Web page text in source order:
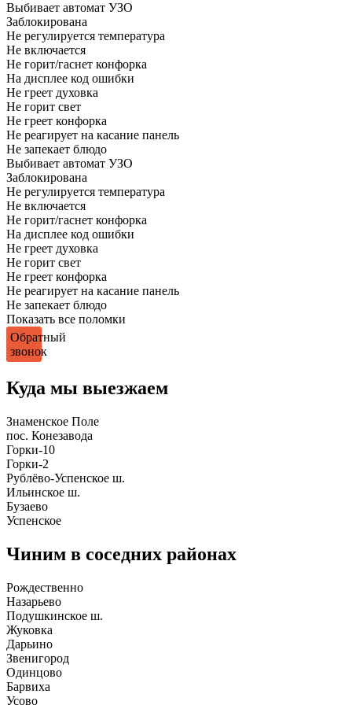
Выбивает автомат УЗО
Заблокирована
Не регулируется температура
Не включается
Не горит/гаснет конфорка
На дисплее код ошибки
Не греет духовка
Не горит свет
Не греет конфорка
Не реагирует на касание панель
Не запекает блюдо
Выбивает автомат УЗО
Заблокирована
Не регулируется температура
Не включается
Не горит/гаснет конфорка
На дисплее код ошибки
Не греет духовка
Не горит свет
Не греет конфорка
Не реагирует на касание панель
Не запекает блюдо
Показать все поломки
Обратный
звонок
Куда мы выезжаем
Знаменское Поле
пос. Конезавода
Горки-10
Горки-2
Рублёво-Успенское ш.
Ильинское ш.
Бузаево
Успенское
Чиним в соседних районах
Рождественно
Назарьево
Подушкинское ш.
Жуковка
Дарьино
Звенигород
Одинцово
Барвиха
Усово